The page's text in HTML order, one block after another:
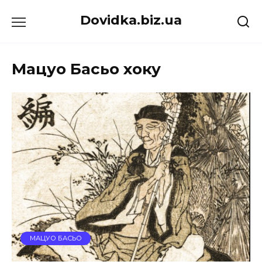
до
Dovidka.biz.ua
Мацуо Басьо хоку
МАЦУО БАСЬО